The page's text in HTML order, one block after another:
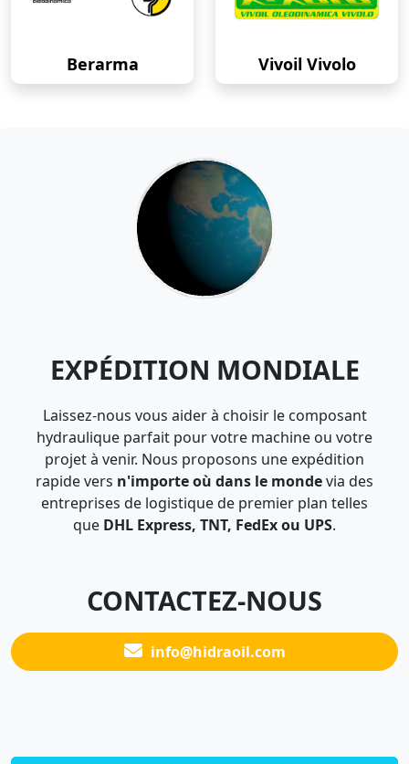
Berarma Vivoil Vivolo
EXPÉDITION MONDIALE
Laissez-nous vous aider à choisir le composant
hydraulique parfait pour votre machine ou votre
projet à venir. Nous proposons une expédition
rapide vers n'importe où dans le mondevia des
entreprises de logistique de premier plan telles
que DHL Express, TNT, FedEx ou UPS.
CONTACTEZ-NOUS
info@hidraoil.com